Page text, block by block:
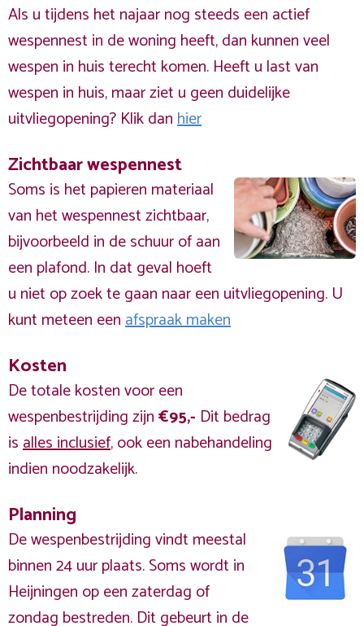
Als u tijdens het najaar nog steeds een actief
wespennest in de woning heeft, dan kunnen veel
wespen in huis terecht komen. Heeft u last van
wespen in huis, maar ziet u geen duidelijke
uitvliegopening? Klik danhier
Zichtbaar wespennest
Soms is het papieren materiaal
van het wespennest zichtbaar,
bijvoorbeeld in de schuur of aan
een plafond. In dat geval hoeft
u niet op zoek te gaan naar een uitvliegopening. U
kunt meteen eenafspraak maken
Kosten
De totale kosten voor een
wespenbestrijding zijn€95,- Dit bedrag
isalles inclusief, ook een nabehandeling
indien noodzakelijk.
Planning
De wespenbestrijding vindt meestal
binnen 24 uur plaats. Soms wordt in
Heijningen op een zaterdag of
zondag bestreden. Dit gebeurt in de